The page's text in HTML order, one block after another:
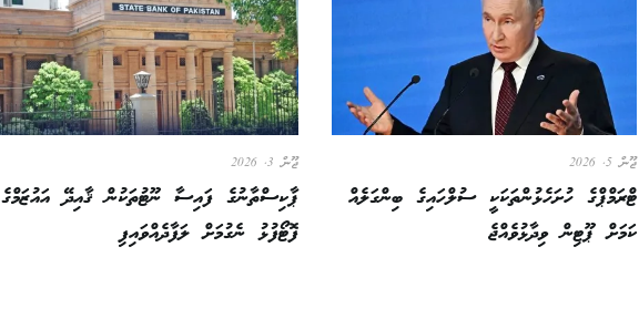
ޖޫން 5, 2026
ޓްރަމްޕްގެ ހުށަހެޅުންތަކަކީ ސުލްހައިގެ ބިންގަލެއް
ކަމަށް ޕޫޓިން ވިދާޅުވެއްޖެ
ޖޫން 3, 2026
ޕާކިސްތާނުގެ ފައިސާ ނޫޓުތަކުން ޤާއިދޭ އައުޒަމްގެ
ފޮޓޯފުޅު ނެގުމަށް ލަފާދެއްވައިފި